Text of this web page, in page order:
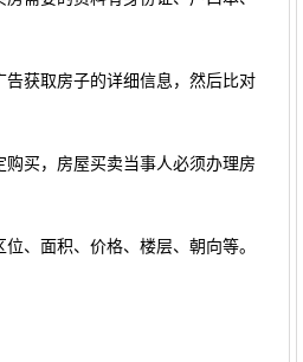
获取房子的详细信息，然后比对
买，房屋买卖当事人必须办理房
、面积、价格、楼层、朝向等。